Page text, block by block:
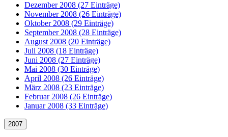
Dezember 2008 (27 Einträge)
November 2008 (26 Einträge)
Oktober 2008 (29 Einträge)
September 2008 (28 Einträge)
August 2008 (20 Einträge)
Juli 2008 (18 Einträge)
Juni 2008 (27 Einträge)
Mai 2008 (30 Einträge)
April 2008 (26 Einträge)
März 2008 (23 Einträge)
Februar 2008 (26 Einträge)
Januar 2008 (33 Einträge)
2007